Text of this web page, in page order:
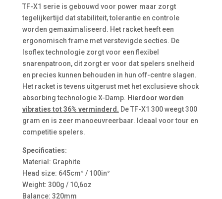
TF-X1 serie is gebouwd voor power maar zorgt
tegelijkertijd dat stabiliteit, tolerantie en controle
worden gemaximaliseerd. Het racket heeft een
ergonomisch frame met verstevigde secties. De
Isoflex technologie zorgt voor een flexibel
snarenpatroon, dit zorgt er voor dat spelers snelheid
en precies kunnen behouden in hun off-centre slagen.
Het racket is tevens uitgerust met het exclusieve shock
absorbing technologie X-Damp. Hierdoor worden
vibraties tot 36% verminderd. De TF-X1 300 weegt 300
gram en is zeer manoeuvreerbaar. Ideaal voor tour en
competitie spelers.
Specificaties:
Material: Graphite
Head size: 645cm² / 100in²
Weight: 300g / 10,6oz
Balance: 320mm